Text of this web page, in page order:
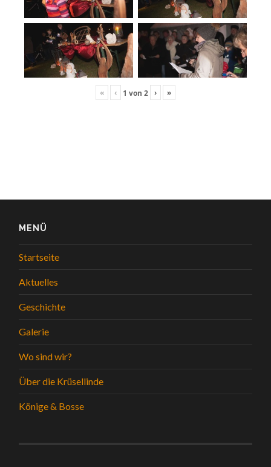
« ‹ 1 von 2 › »
MENÜ
Startseite
Aktuelles
Geschichte
Galerie
Wo sind wir?
Über die Krüsellinde
Könige & Bosse